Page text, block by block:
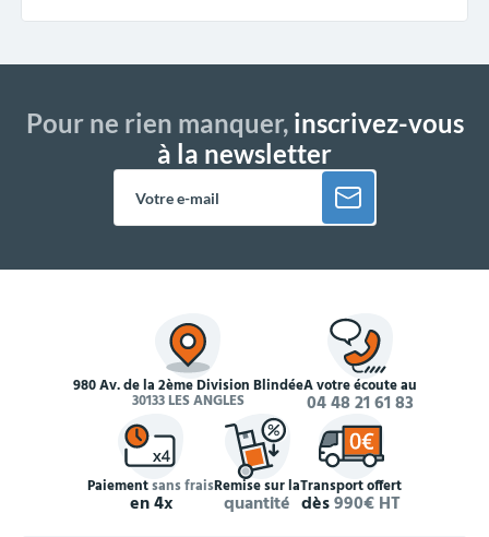
Pour ne rien manquer,inscrivez-vous
à la newsletter
980 Av. de la 2ème Division Blindée
30133 LES ANGLES
À votre écoute au
04 48 21 61 83
Paiementsans frais
en 4x
Remise sur la
quantité
Transport offert
dès990€ HT